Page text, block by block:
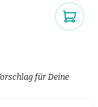
für Deine